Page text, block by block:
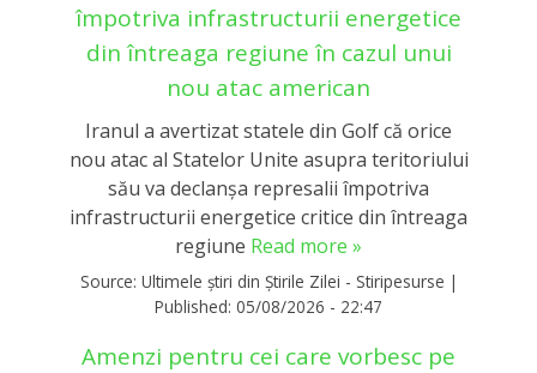
împotriva infrastructurii energetice
din întreaga regiune în cazul unui
nou atac american
Iranul a avertizat statele din Golf că orice
nou atac al Statelor Unite asupra teritoriului
său va declanșa represalii împotriva
infrastructurii energetice critice din întreaga
regiune Read more »
Source: Ultimele știri din Știrile Zilei - Stiripesurse |
Published: 05/08/2026 - 22:47
Amenzi pentru cei care vorbesc pe